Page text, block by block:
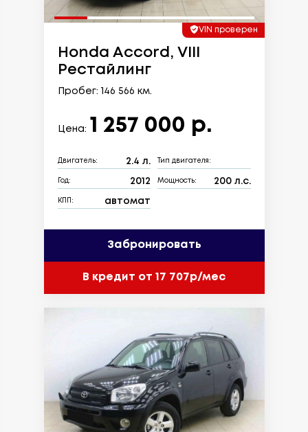
VIN проверен
Honda Accord, VIII
Рестайлинг
Пробег: 146 566 км.
Цена: 1 257 000 р.
Двигатель: 2.4 л. Тип двигателя:
Год: 2012 Мощность: 200 л.с.
КПП: автомат
Забронировать
В кредит от 17 707р/мес